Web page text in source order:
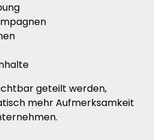
geteilt werden,
mehr Aufmerksamkeit